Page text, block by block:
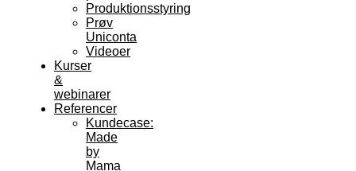
Produktionsstyring
Prøv
Uniconta
Videoer
Kurser
&
webinarer
Referencer
Kundecase:
Made
by
Mama